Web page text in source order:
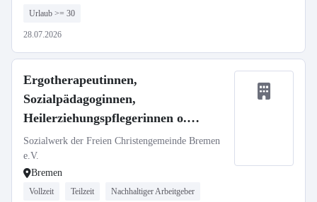
Urlaub >= 30
28.07.2026
Ergotherapeutinnen,
Sozialpädagoginnen,
Heilerziehungspflegerinnen o.
Gesundheits- und
Krankenpflegerinnen (w) mit
traumaspezifischer Weiterbildung
für Ambulant Begleitetes Wohnen
Sozialwerk der Freien Christengemeinde Bremen
e.V.
Bremen
Vollzeit Teilzeit Nachhaltiger Arbeitgeber